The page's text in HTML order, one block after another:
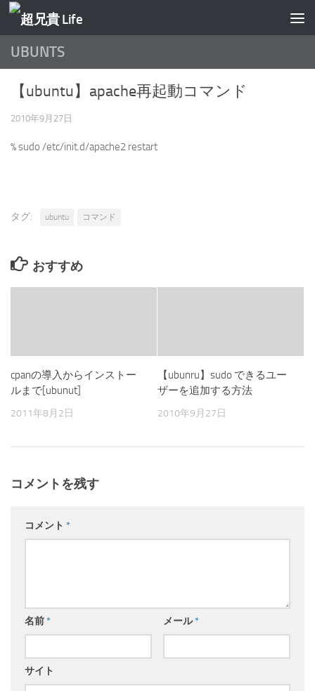
コンテンツへスキップ
UBUNTS
【ubuntu】apache再起動コマンド
2010年9月27日
% sudo /etc/init.d/apache2 restart
タグ: ubuntu コマンド
おすすめ
cpanの導入からインストー
ルまで[ubunut]
2011年8月2日
【ubunru】sudo できるユー
ザーを追加する方法
2010年9月27日
コメントを残す
コメント *
名前* メール*
サイト